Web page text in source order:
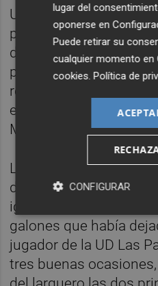
Un error en la salida de
punto de costarle el 0-
descanso, pero Iturbe
parada ante Marcelli y
reflexión Santi Deni
equipo, permitiendo
Mosquera, Dean
La 'nueva' selección
decisión y con
igualada, con Alberto
galones que había
jugador de la UD Las
tres buenas
lugar del
oponerse en
Puede retirar su
cualquier momento en
cookies .Política de
CONFIGURAR